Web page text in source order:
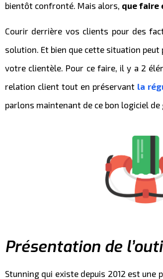
bientôt confronté. Mais alors, que faire
Courir derrière vos clients pour des
solution. Et bien que cette situation
votre clientèle. Pour ce faire, il y a 2
relation client tout en préservant la
parlons maintenant de ce bon logiciel
Présentation de
Stunning qui existe depuis 2012 est une